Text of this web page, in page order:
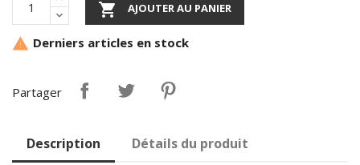
 AJOUTER AU PANIER
 Derniers articles en stock
Partager
Description Détails du produit